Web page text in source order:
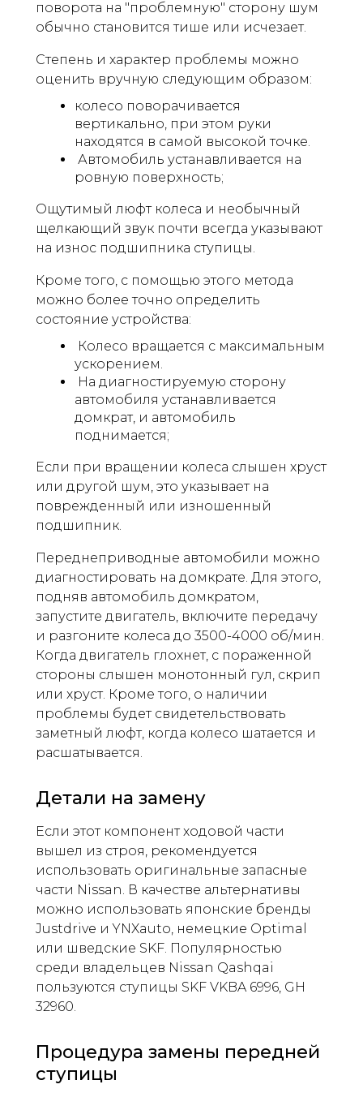
поворота на "проблемную" сторону шум
обычно становится тише или исчезает.
Степень и характер проблемы можно
оценить вручную следующим образом:
колесо поворачивается
вертикально, при этом руки
находятся в самой высокой точке.
Автомобиль устанавливается на
ровную поверхность;
Ощутимый люфт колеса и необычный
щелкающий звук почти всегда указывают
на износ подшипника ступицы.
Кроме того, с помощью этого метода
можно более точно определить
состояние устройства:
Колесо вращается с максимальным
ускорением.
На диагностируемую сторону
автомобиля устанавливается
домкрат, и автомобиль
поднимается;
Если при вращении колеса слышен хруст
или другой шум, это указывает на
поврежденный или изношенный
подшипник.
Переднеприводные автомобили можно
диагностировать на домкрате. Для этого,
подняв автомобиль домкратом,
запустите двигатель, включите передачу
и разгоните колеса до 3500-4000 об/мин.
Когда двигатель глохнет, с пораженной
стороны слышен монотонный гул, скрип
или хруст. Кроме того, о наличии
проблемы будет свидетельствовать
заметный люфт, когда колесо шатается и
расшатывается.
Детали на замену
Если этот компонент ходовой части
вышел из строя, рекомендуется
использовать оригинальные запасные
части Nissan. В качестве альтернативы
можно использовать японские бренды
Justdrive и YNXauto, немецкие Optimal
или шведские SKF. Популярностью
среди владельцев Nissan Qashqai
пользуются ступицы SKF VKBA 6996, GH
32960.
Процедура замены передней
ступицы